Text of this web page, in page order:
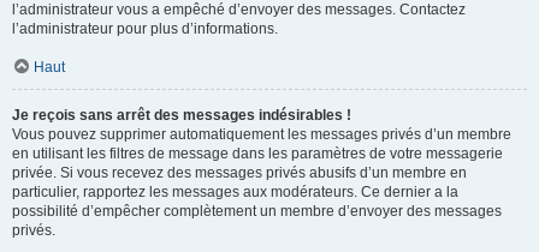
l’administrateur vous a empêché d’envoyer des messages. Contactez
l’administrateur pour plus d’informations.
Haut
Je reçois sans arrêt des messages indésirables !
Vous pouvez supprimer automatiquement les messages privés d’un membre
en utilisant les filtres de message dans les paramètres de votre messagerie
privée. Si vous recevez des messages privés abusifs d’un membre en
particulier, rapportez les messages aux modérateurs. Ce dernier a la
possibilité d’empêcher complètement un membre d’envoyer des messages
privés.